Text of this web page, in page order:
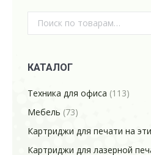
КАТАЛОГ
Техника для офиса (113)
Мебель (73)
Картриджи для печати на
Картриджи для лазерной